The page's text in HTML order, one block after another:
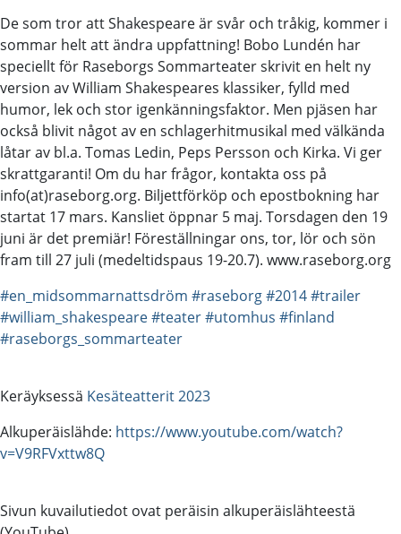
De som tror att Shakespeare är svår och tråkig, kommer i
sommar helt att ändra uppfattning! Bobo Lundén har
speciellt för Raseborgs Sommarteater skrivit en helt ny
version av William Shakespeares klassiker, fylld med
humor, lek och stor igenkänningsfaktor. Men pjäsen har
också blivit något av en schlagerhitmusikal med välkända
låtar av bl.a. Tomas Ledin, Peps Persson och Kirka. Vi ger
skrattgaranti! Om du har frågor, kontakta oss på
info(at)raseborg.org. Biljettförköp och epostbokning har
startat 17 mars. Kansliet öppnar 5 maj. Torsdagen den 19
juni är det premiär! Föreställningar ons, tor, lör och sön
fram till 27 juli (medeltidspaus 19-20.7). www.raseborg.org
#en_midsommarnattsdröm #raseborg#2014#trailer
#william_shakespeare#teater#utomhus #finland
#raseborgs_sommarteater
Keräyksessä Kesäteatterit 2023
Alkuperäislähde: https://www.youtube.com/watch?
v=V9RFVxttw8Q
Sivun kuvailutiedot ovat peräisin alkuperäislähteestä